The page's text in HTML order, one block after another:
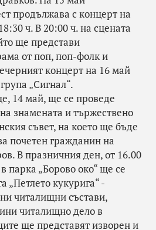
продължава с концерт на
ч. В 20:00 ч. на сцената
ще представи
от поп, поп-фолк и
концерт на 16 май
„Сигнал“.
14 май, ще се проведе
знамената и тържествено
съвет, на което ще бъде
почетен гражданин на
В празничния ден, от 16.00
парка „Борово око“ ще се
„Петлето кукурига“ -
читалищни състави,
читалищно дело в
ще представят изворен и